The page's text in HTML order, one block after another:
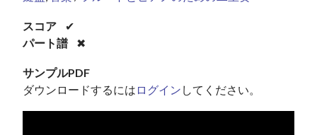
スコア
✔
パート譜
✖
サンプルPDF
ダウンロードするには ログイン してください。